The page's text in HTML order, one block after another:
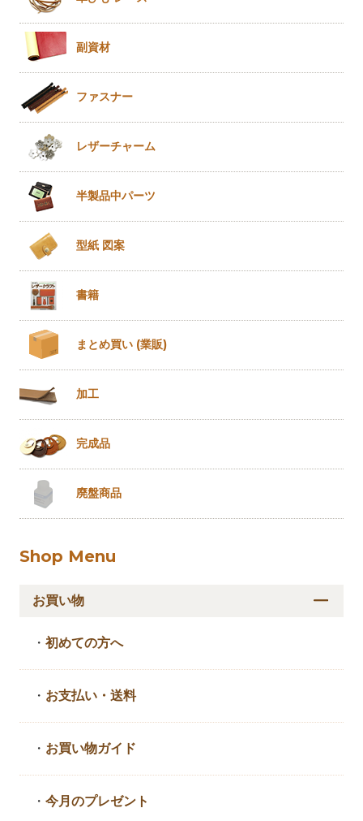
副資材
ファスナー
レザーチャーム
半製品中パーツ
型紙 図案
書籍
まとめ買い (業販)
加工
完成品
廃盤商品
Shop Menu
お買い物
・初めての方へ
・ お支払い・送料
・ お買い物ガイド
・今月のプレゼント